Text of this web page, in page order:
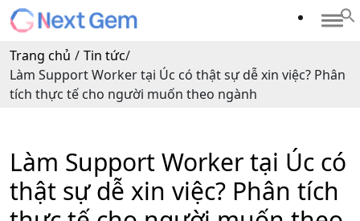
Trang chủ / Tin tức/
Làm Support Worker tại Úc có thật sự dễ xin việc? Phân
tích thực tế cho người muốn theo ngành
Làm Support Worker tại Úc có
thật sự dễ xin việc? Phân tích